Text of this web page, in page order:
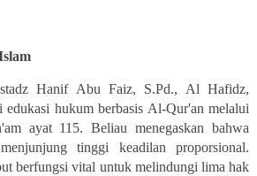
Hanif Abu Faiz, S.Pd., Al Hafidz,
edukasi hukumberbasis Al-Qur'an melalui
ayat 115. Beliau menegaskan bahwa
tinggi keadilan proporsional.
berfungsi vital untuk melindungi lima hak